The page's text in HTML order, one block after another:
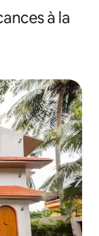
à la